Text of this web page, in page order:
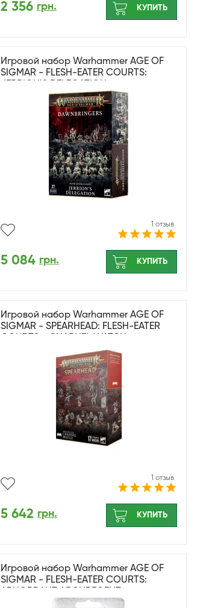
2 356 грн. КУПИТЬ
Игровой набор Warhammer AGE OF
SIGMAR - FLESH-EATER COURTS:
1 отзыв
5 084 грн. КУПИТЬ
Игровой набор Warhammer AGE OF
SIGMAR - SPEARHEAD: FLESH-EATER
1 отзыв
5 642 грн. КУПИТЬ
Игровой набор Warhammer AGE OF
SIGMAR - FLESH-EATER COURTS: